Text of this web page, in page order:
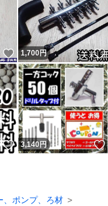
いいね！
1,700円
いいね！
3,140 円
、ポンプ、ろ材